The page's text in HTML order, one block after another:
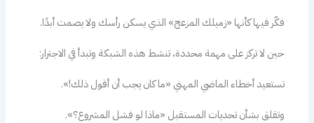
فكّر فيها كأنها «زميلك المزعج» الذي يسكن رأسك ولا يصمت أبدًا.
حين لا تركز على مهمة محددة، تنشط هذه الشبكة وتبدأ في الاجترار:
تستعيد أخطاء الماضي المهني «ما كان يجب أن أقول ذلك!».
وتقلق بشأن تحديات المستقبل «ماذا لو فشل المشروع؟».